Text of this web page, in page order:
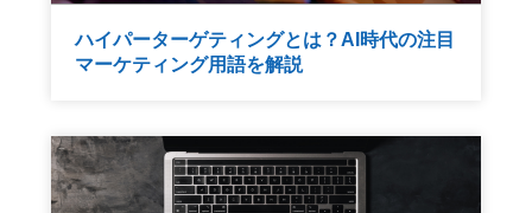
ハイパーターゲティングとは？AI時代の注目
マーケティング用語を解説